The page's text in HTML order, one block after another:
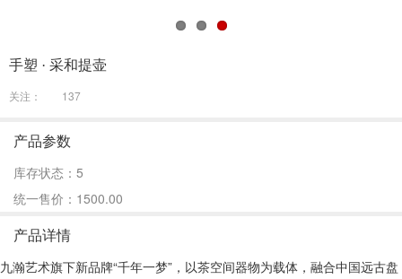
手塑 · 采和提壶
关注：
137
产品参数
库存状态：5
统一售价：1500.00
产品详情
九瀚艺术旗下新品牌“千年一梦”，以茶空间器物为载体，融合中国远古盘